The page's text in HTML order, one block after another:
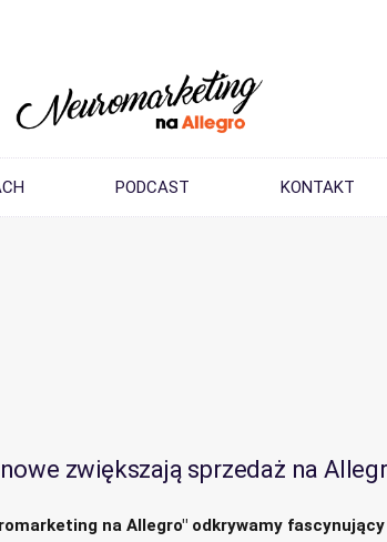
PODCAST KONTAKT
zwiększają sprzedaż na
na Allegro" odkrywamy fascynujący